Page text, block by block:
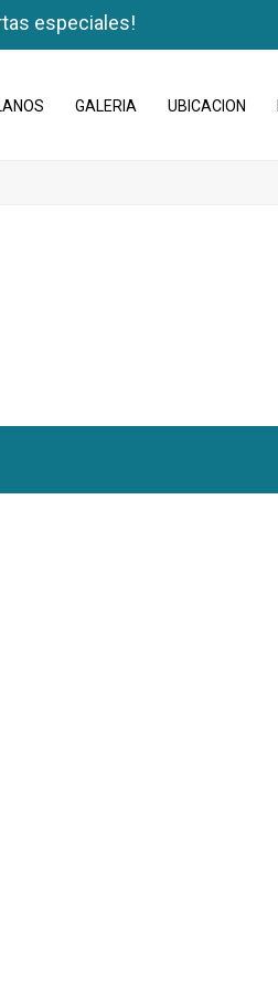
especiales!
GALERIA UBICACION